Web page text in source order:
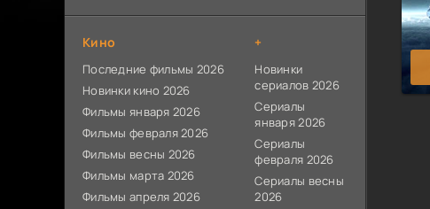
Кино
Последние фильмы 2026
Новинки кино 2026
Фильмы января 2026
Фильмы февраля 2026
Фильмы весны 2026
Фильмы марта 2026
Фильмы апреля 2026
+
Новинки
сериалов 2026
Сериалы
января 2026
Сериалы
февраля 2026
Сериалы весны
2026